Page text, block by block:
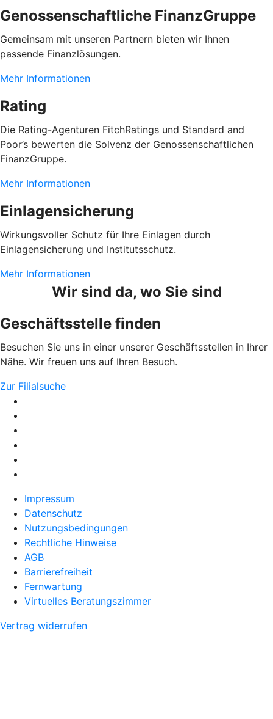
Genossenschaftliche FinanzGruppe
Gemeinsam mit unseren Partnern bieten wir Ihnen
passende Finanzlösungen.
Mehr Informationen
Rating
Die Rating-Agenturen FitchRatings und Standard and
Poor’s bewerten die Solvenz der Genossenschaftlichen
FinanzGruppe.
Mehr Informationen
Einlagensicherung
Wirkungsvoller Schutz für Ihre Einlagen durch
Einlagensicherung und Institutsschutz.
Mehr Informationen
Wir sind da, wo Sie sind
Geschäftsstelle finden
Besuchen Sie uns in einer unserer Geschäftsstellen in Ihrer
Nähe. Wir freuen uns auf Ihren Besuch.
Zur Filialsuche
Impressum
Datenschutz
Nutzungsbedingungen
Rechtliche Hinweise
AGB
Barrierefreiheit
Fernwartung
Virtuelles Beratungszimmer
Vertrag widerrufen